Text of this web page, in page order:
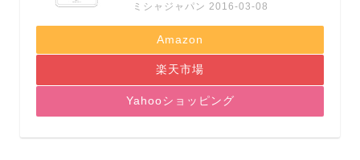
ミシャジャパン 2016-03-08
Amazon
楽天市場
Yahooショッピング